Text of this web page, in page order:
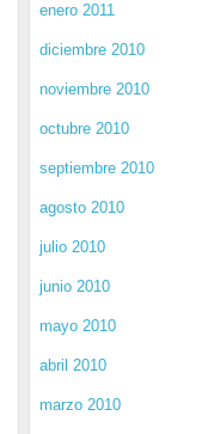
enero 2011
diciembre 2010
noviembre 2010
octubre 2010
septiembre 2010
agosto 2010
julio 2010
junio 2010
mayo 2010
abril 2010
marzo 2010